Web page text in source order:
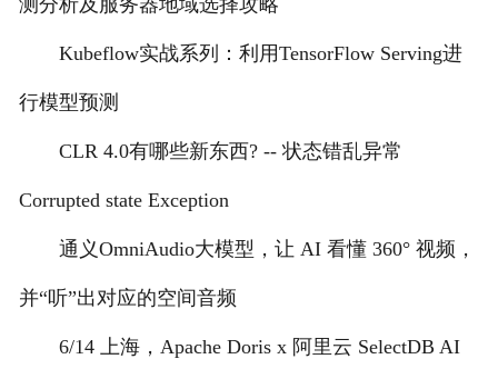
测分析及服务器地域选择攻略
Kubeflow实战系列：利用TensorFlow Serving进
行模型预测
CLR 4.0有哪些新东西? -- 状态错乱异常
Corrupted state Exception
通义OmniAudio大模型，让 AI 看懂 360° 视频，
并“听”出对应的空间音频
6/14 上海，Apache Doris x 阿里云 SelectDB AI